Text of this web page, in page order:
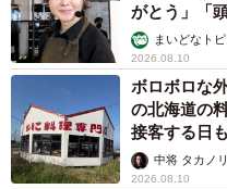
がとう」「
まいどなトピ
2026.08.10
ボロボロな
の北海道の
接客する日も
中将 タカノリ
2026.08.10